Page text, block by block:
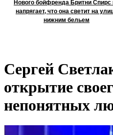
Нового бойфренда Бритни Спирс
напрягает, что она светит на
нижним бельем
Сергей
открытие
непонятных